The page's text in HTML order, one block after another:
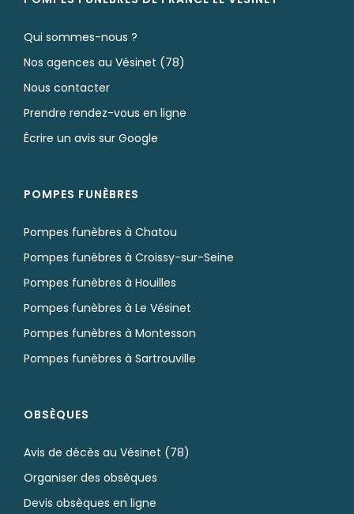
Qui sommes-nous ?
Nos agences au Vésinet (78)
Nous contacter
Prendre rendez-vous en ligne
Écrire un avis sur Google
POMPES FUNÈBRES
Pompes funèbres à Chatou
Pompes funèbres à Croissy-sur-Seine
Pompes funèbres à Houilles
Pompes funèbres à Le Vésinet
Pompes funèbres à Montesson
Pompes funèbres à Sartrouville
OBSÈQUES
Avis de décès au Vésinet (78)
Organiser des obsèques
Devis obsèques en ligne